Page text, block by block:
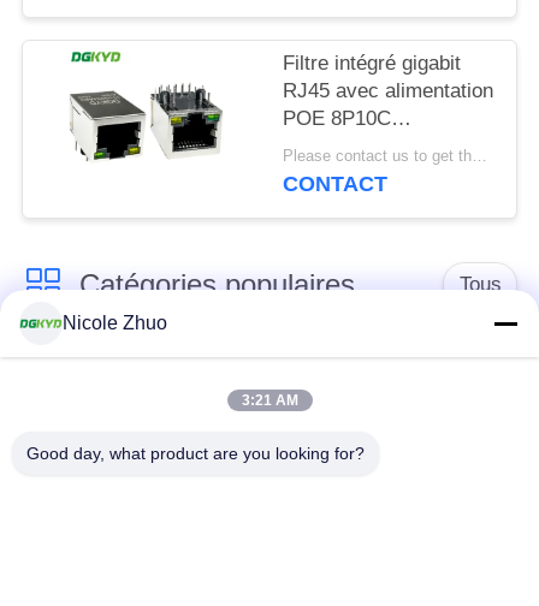
Filtre intégré gigabit
RJ45 avec alimentation
POE 8P10C
DGKYD111Q334AB2A1DP
Please contact us to get the latest price. MOQ:1 pièce
CONTACT
Catégories populaires Tous
connecteur de
connecteur protégé
par rj45
Connecteurs
Nicole Zhuo
3:21 AM
Good day, what product are you looking for?